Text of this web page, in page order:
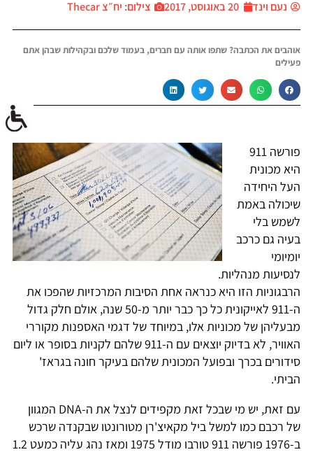
נעם וינד 20 באוגוסט, 2017 צילום: יח״צ Thecar
אוהבים את הכתבה? שתפו אותה עם חברים, בעמוד שלכם ובקהילות שבהן אתם
פעילים
פורשה 911
היא מכונית
העל היחידה
שיכולה באמת
לשמש בלי
בעיה גם כרכב
יומיומי
לנסיעות מנהליות.
הרבגוניות הזו היא כנראה אחת הסיבות המרכזיות שהפכו את
ה-911 לאייקונית כל כך כבר יותר מ-50 שנה, אולם חלק גדול
מבעליהן של מכוניות אלו, במיוחד של דגמי האספנות מקוררי
האוויר, לא בדיוק יוצאים עם ה-911 שלהם לקניות בסופר או ליום
סידורים בכרך ובפועל המכונית שלהם בעיקר חונה בגראז'
הביתי.
עם זאת, יש מי שבכל זאת מקפידים לנצל את ה-DNA המגוון
של רכבם כמו למשל ביל מקאיצ'רן מטורונטו שבקנדה שרכש
ב-1976 פורשה 911 טורבו מודל 1975 ומאז נהג עליה כמעט 1.2